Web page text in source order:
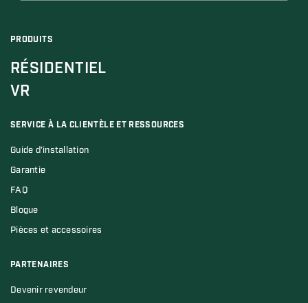
PRODUITS
RÉSIDENTIEL
VR
SERVICE À LA CLIENTÈLE ET RESSOURCES
Guide d’installation
Garantie
FAQ
Blogue
Pièces et accessoires
PARTENAIRES
Devenir revendeur